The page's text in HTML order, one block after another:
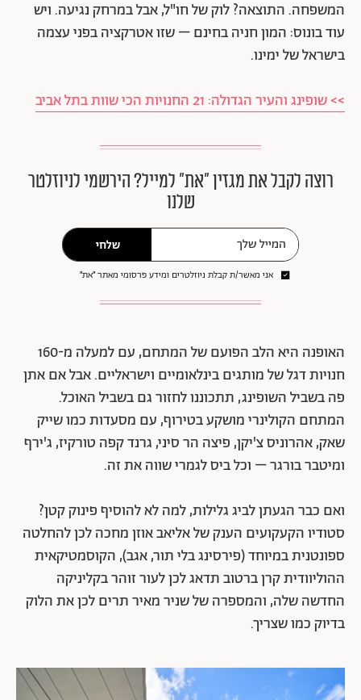
המשפחה. התוצאה? לוק של חו"ל, אבל במרחק נגיעה. ויש
עוד בונוס: המון חניה בחינם – שזו אטרקציה בפני עצמה
בישראל של ימינו.
>> שופינג והעיר הגדולה: 21 החנויות הכי שוות בתל אביב
רוצה לקבל את מגזין ״את״ למייל? הירשמי לניוזלטר
שלנו
שלחי
אני מאשר/ת קבלת ניוזלטרים ומידע פרסומי מאתר ״את״
האופנה היא הלב הפועם של המתחם, עם למעלה מ-160
חנויות דגל של מותגים בינלאומיים וישראליים. אבל אם אתן
פה בשביל השופינג, תתכוננו לחזור גם בשביל האוכל.
המתחם הקולינרי מושקע בטירוף, עם מסעדות כמו שייק
שאק, אהרוניס צ'יקן, פיצה הר סיני, גרנד קפה טורקיז, ג'ירף
ומיטבר בורגר – וכל ביס לגמרי שווה את זה.
ואם כבר הגעתן לביג גלילות, למה לא להוסיף פינוק קטן?
סטודיו הקעקועים הענק של אליאב אוזן מחכה לכן להחלטה
ספונטנית במיוחד (פירסינג בלי תור, אגב), הקוסמטיקאית
ההוליוודית קרן ברטוב תדאג לכן לעור זוהר בקליניקה
החדשה שלה, והמספרה של שניר מאיר תרים לכן את הלוק
בדיוק כמו שצריך.